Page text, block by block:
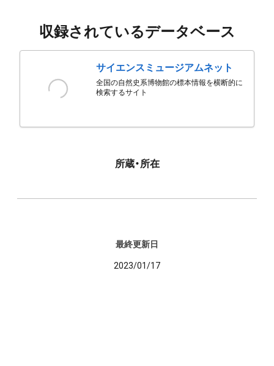
収録されているデータベース
サイエンスミュージアムネット
全国の自然史系博物館の標本情報を横断的に
検索するサイト
所蔵・所在
最終更新日
2023/01/17